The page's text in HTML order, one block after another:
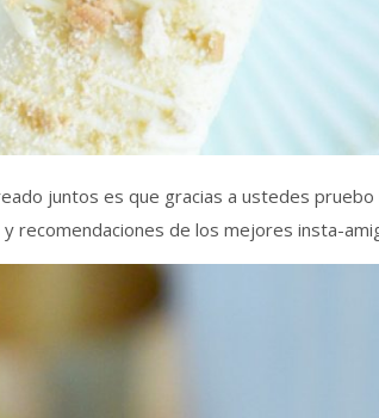
juntos es que gracias a ustedes
recomendaciones de los mejores insta-